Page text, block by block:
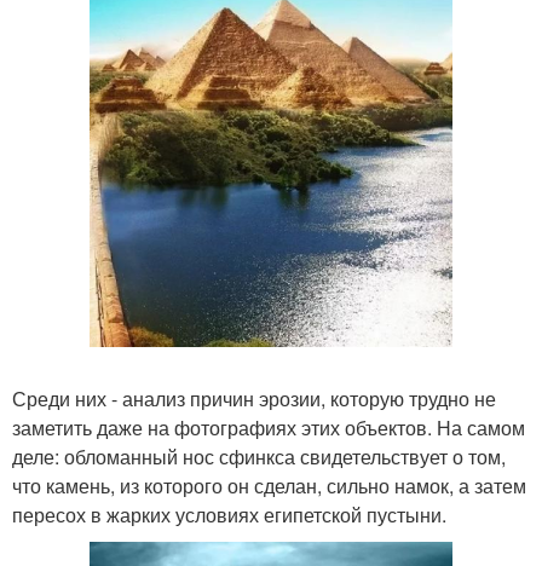
Среди них - анализ причин эрозии, которую трудно не
заметить даже на фотографиях этих объектов. На самом
деле: обломанный нос сфинкса свидетельствует о том,
что камень, из которого он сделан, сильно намок, а затем
пересох в жарких условиях египетской пустыни.